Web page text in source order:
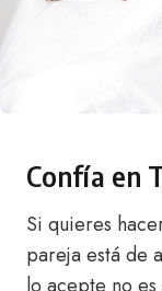
Confía en
Si quieres
pareja está de